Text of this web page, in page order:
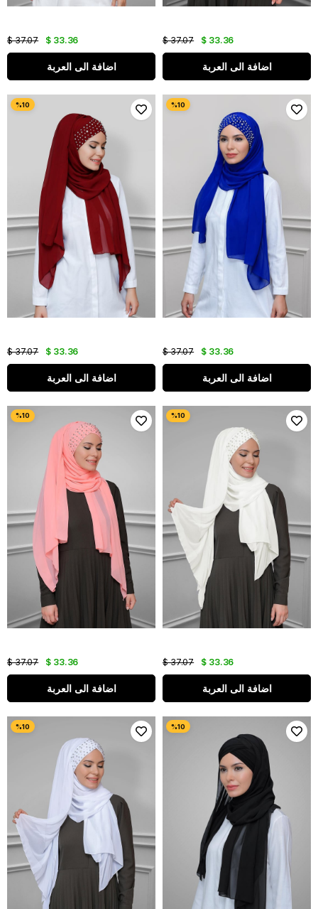
$ 33.36
$ 37.07
اضافة الى العربة
$ 33.36
$ 37.07
اضافة الى العربة
$ 33.36
$ 37.07
اضافة الى العربة
$ 33.36
$ 37.07
اضافة الى العربة
$ 33.36
$ 37.07
اضافة الى العربة
$ 33.36
$ 37.07
اضافة الى العربة